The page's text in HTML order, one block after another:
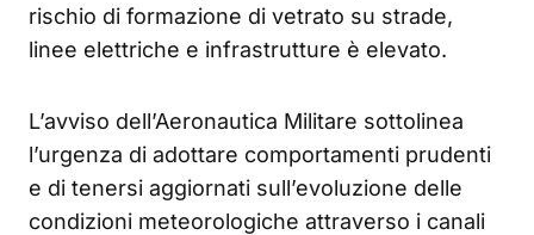
rischio di formazione di vetrato su strade,
linee elettriche e infrastrutture è elevato.
L’avviso dell’Aeronautica Militare sottolinea
l’urgenza di adottare comportamenti prudenti
e di tenersi aggiornati sull’evoluzione delle
condizioni meteorologiche attraverso i canali